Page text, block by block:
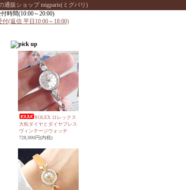
通販ショップ migparis(ミグパリ)
ROLEX ロレックス
大粒ダイヤとダイヤブレス
ヴィンテージウォッチ
728,000円(内税)